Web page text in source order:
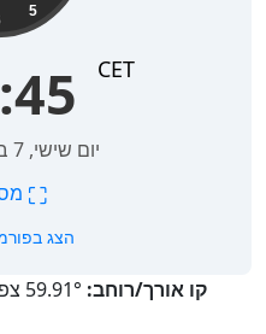
5
CET
יום שישי, 7 באוגוסט 2026
⛶
הצג בפורמט 12
קו אורך/רוחב: